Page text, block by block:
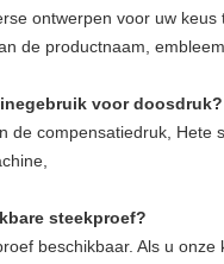
ontwerpen voor uw
de productnaam,
voor doosdruk?
de compensatiedruk, Hete
steekproef?
beschikbaar. Als u